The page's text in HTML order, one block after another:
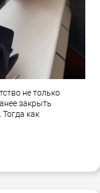
не только
закрыть
как